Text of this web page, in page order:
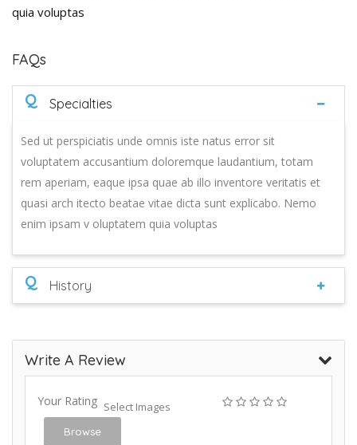
quia voluptas
FAQs
Q Specialties
Sed ut perspiciatis unde omnis iste natus error sit
voluptatem accusantium doloremque laudantium, totam
rem aperiam, eaque ipsa quae ab illo inventore veritatis et
quasi arch itecto beatae vitae dicta sunt explicabo. Nemo
enim ipsam v oluptatem quia voluptas
Q History
Write A Review
Your Rating Select Images
Browse